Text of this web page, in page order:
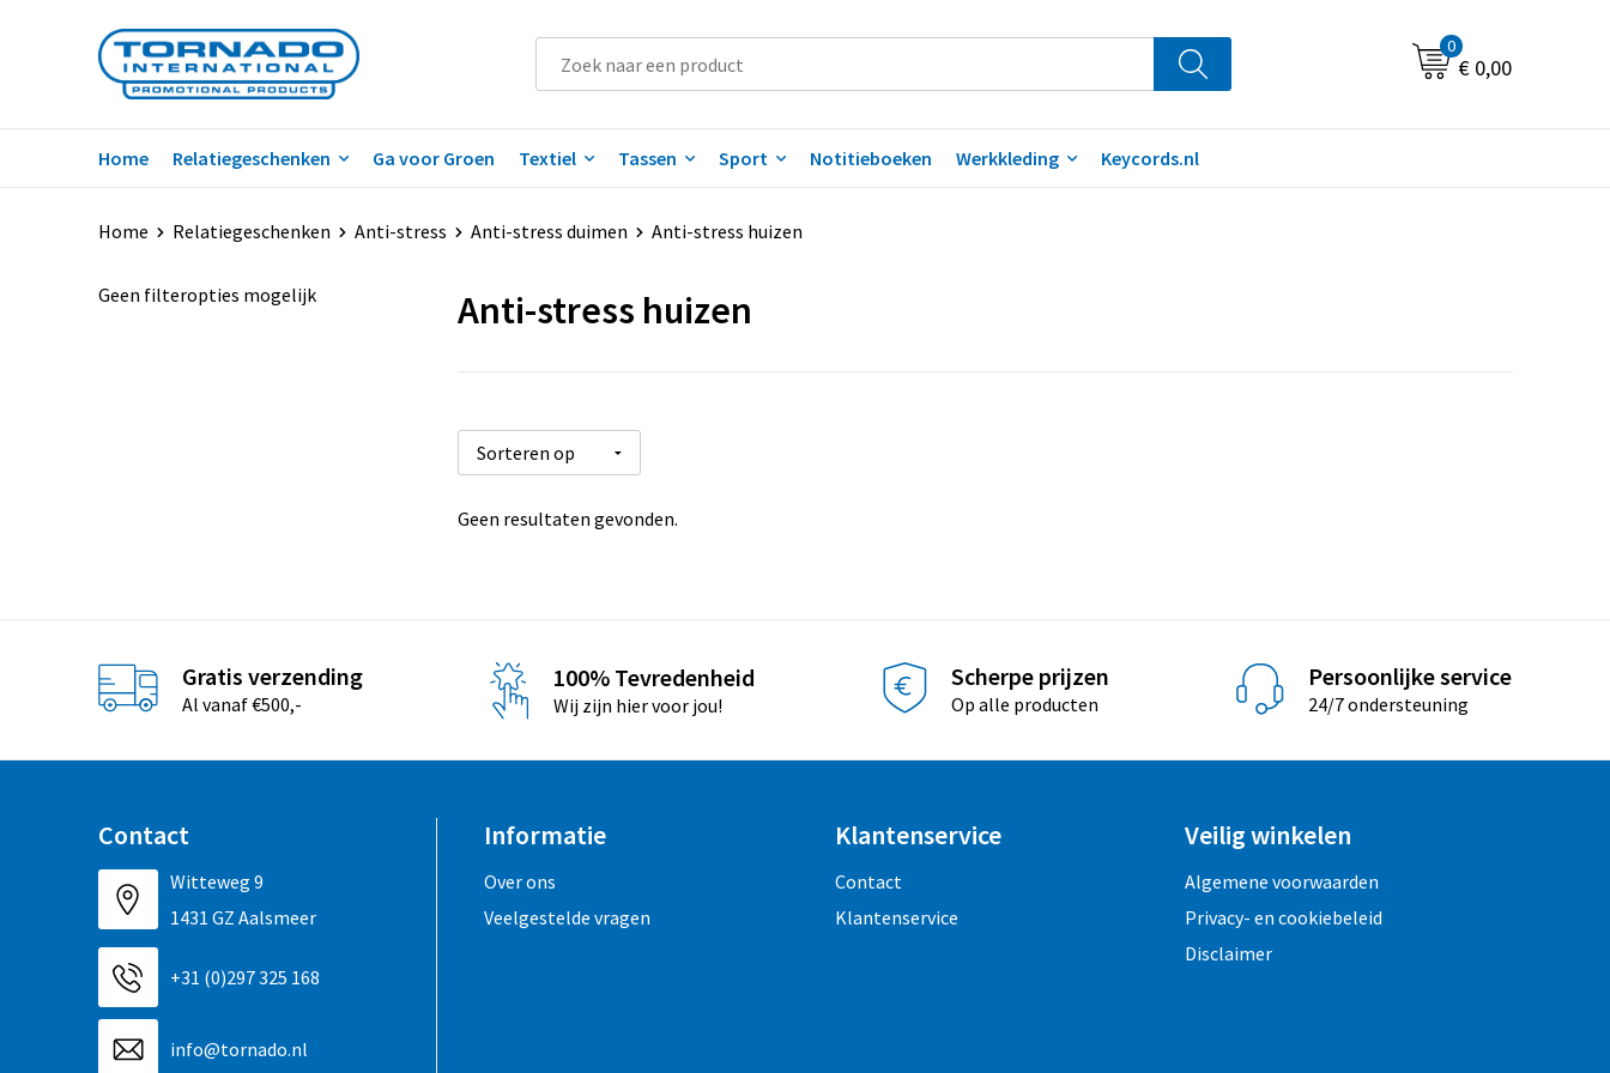
0
€ 0,00
Home Relatiegeschenken Ga voor Groen Textiel Tassen Sport Notitieboeken Werkkleding Keycords.nl
Home Relatiegeschenken Anti-stress Anti-stress duimen Anti-stress huizen
Geen filteropties mogelijk Anti-stress huizen
Geen resultaten gevonden.
Gratis verzending
Al vanaf €500,-
100% Tevredenheid
Wij zijn hier voor jou!
Scherpe prijzen
Op alle producten
Persoonlijke service
24/7 ondersteuning
Contact
Witteweg 9
1431 GZ Aalsmeer
+31 (0)297 325 168
info@tornado.nl
Informatie
Over ons
Veelgestelde vragen
Klantenservice
Contact
Klantenservice
Veilig winkelen
Algemene voorwaarden
Privacy- en cookiebeleid
Disclaimer